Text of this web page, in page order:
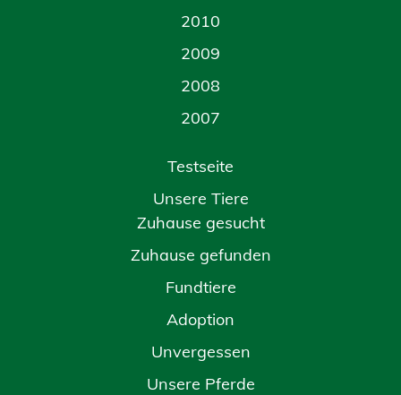
2010
2009
2008
2007
Testseite
Unsere Tiere
Zuhause gesucht
Zuhause gefunden
Fundtiere
Adoption
Unvergessen
Unsere Pferde